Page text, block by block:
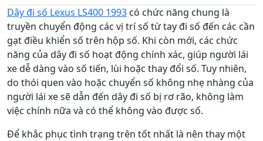
Dây đi số Lexus LS400 1993 có chức năng chung là
truyền chuyển động các vị trí số từ tay đi số đến các cần
gạt điều khiển số trên hộp số. Khi còn mới, các chức
năng của dây đi số hoạt động chính xác, giúp người lái
xe dễ dàng vào số tiến, lùi hoặc thay đổi số. Tuy nhiên,
do thói quen vào hoặc chuyển số không nhẹ nhàng của
người lái xe sẽ dẫn đến dây đi số bị rơ rão, không làm
việc chính nữa và có thể không vào được số.
Để khắc phục tình trạng trên tốt nhất là nên thay một